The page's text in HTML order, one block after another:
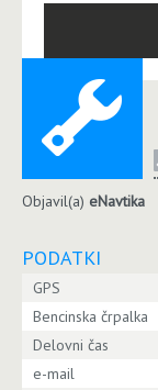
Objavil(a) eNavtika
PODATKI
GPS
Bencinska črpalka
Delovni čas
e-mail